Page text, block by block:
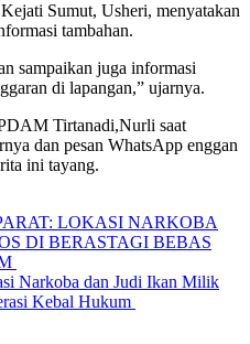
Sumut, Usheri, menyatakan
tambahan.
sampaikan juga informasi
di lapangan,” ujarnya.
Tirtanadi,Nurli saat
dan pesan WhatsApp enggan
ini tayang.
Narkoba dan Judi Ikan Milik
Kebal Hukum